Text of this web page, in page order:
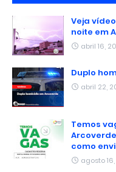
Veja
noite em
abril 16,
Duplo
abril 22,
Temos
como
agosto